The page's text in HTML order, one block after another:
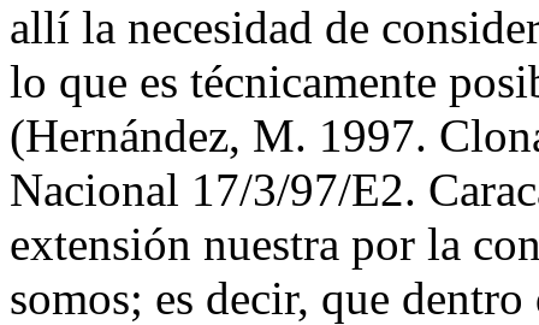
allí la necesidad de
lo que es técnicamente
(Hernández, M. 1997.
Nacional 17/3/97/E2.
extensión nuestra por la
somos; es decir, que